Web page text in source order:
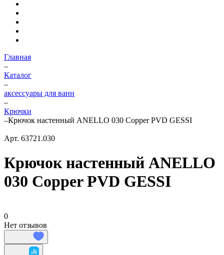
Главная
–
Каталог
–
аксессуары для ванн
–
Крючки
–Крючок настенный ANELLO 030 Copper PVD GESSI
Арт. 63721.030
Крючок настенный ANELLO
030 Copper PVD GESSI
0
Нет отзывов